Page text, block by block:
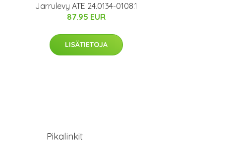
Jarrulevy ATE 24.0134-0108.1
87.95 EUR
LISÄTIETOJA
Pikalinkit